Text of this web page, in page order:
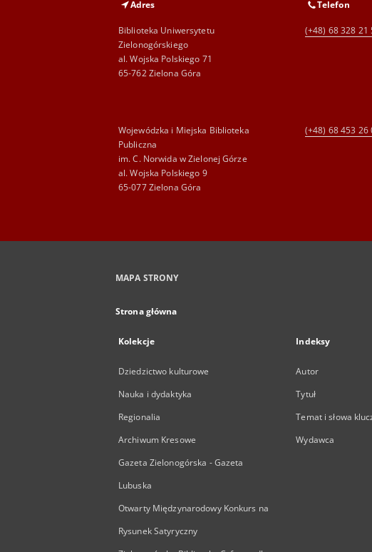
Adres
Biblioteka Uniwersytetu
Zielonogórskiego
al. Wojska Polskiego 71
65-762 Zielona Góra
Telefon
(+48) 68 328 21
Wojewódzka i Miejska Biblioteka
Publiczna
im. C. Norwida w Zielonej Górze
al. Wojska Polskiego 9
65-077 Zielona Góra
(+48) 68 453 26
MAPA STRONY
Strona główna
Kolekcje
Dziedzictwo kulturowe
Nauka i dydaktyka
Regionalia
Archiwum Kresowe
Gazeta Zielonogórska - Gazeta
Lubuska
Otwarty Międzynarodowy Konkurs na
Rysunek Satyryczny
Indeksy
Autor
Tytuł
Temat i słowa
Wydawca